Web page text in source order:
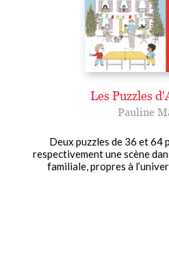
Les Puzzles
Pauline
Deux puzzles de 36 et 64
respectivement une scène
familiale, propres à